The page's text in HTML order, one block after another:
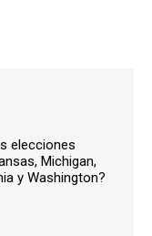
elecciones
Michigan,
y Washington?